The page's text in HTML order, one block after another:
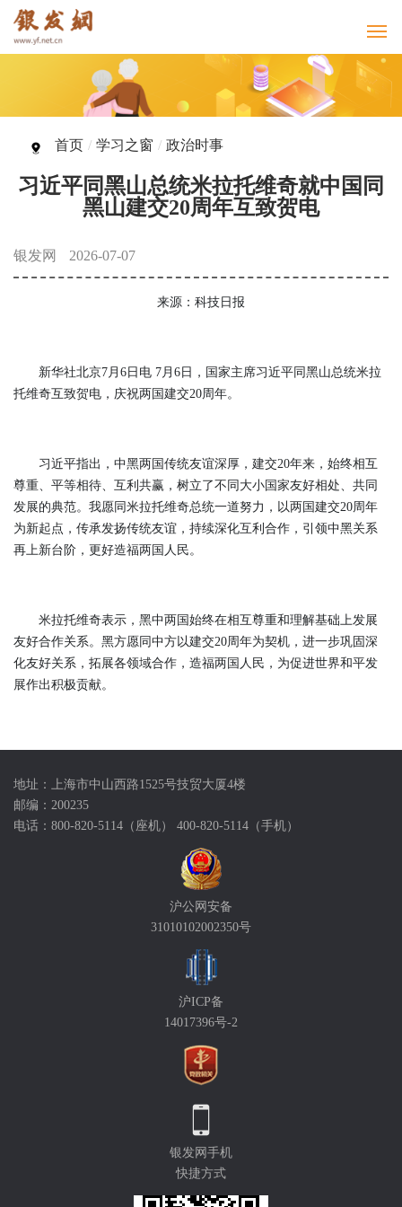
首页 / 学习之窗 / 政治时事
习近平同黑山总统米拉托维奇就中国同
黑山建交20周年互致贺电
银发网 2026-07-07
来源：科技日报
新华社北京7月6日电 7月6日，国家主席习近平同黑山总统米拉
托维奇互致贺电，庆祝两国建交20周年。
习近平指出，中黑两国传统友谊深厚，建交20年来，始终相互
尊重、平等相待、互利共赢，树立了不同大小国家友好相处、共同
发展的典范。我愿同米拉托维奇总统一道努力，以两国建交20周年
为新起点，传承发扬传统友谊，持续深化互利合作，引领中黑关系
再上新台阶，更好造福两国人民。
米拉托维奇表示，黑中两国始终在相互尊重和理解基础上发展
友好合作关系。黑方愿同中方以建交20周年为契机，进一步巩固深
化友好关系，拓展各领域合作，造福两国人民，为促进世界和平发
展作出积极贡献。
地址：上海市中山西路1525号技贸大厦4楼
邮编：200235
电话：800-820-5114（座机） 400-820-5114（手机）
沪公网安备
31010102002350号
沪ICP备
14017396号-2
银发网手机
快捷方式